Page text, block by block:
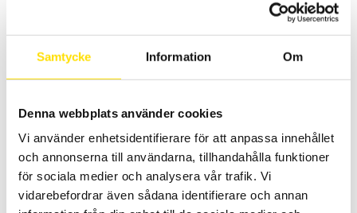
Samtycke Information Om
Denna webbplats använder cookies
Vi använder enhetsidentifierare för att anpassa innehållet
och annonserna till användarna, tillhandahålla funktioner
för sociala medier och analysera vår trafik. Vi
vidarebefordrar även sådana identifierare och annan
ETL 2-handskontroll för säker högspänningsprovning